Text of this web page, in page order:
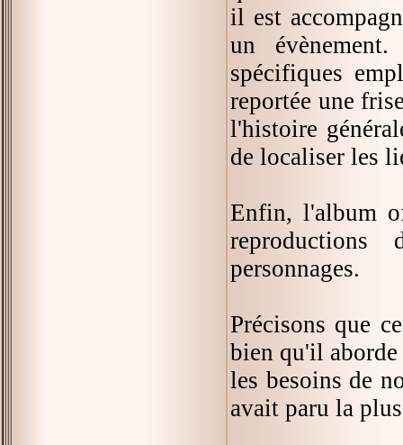
il est
un
spécifiques
reportée une
l'histoire
de localiser les
Enfin, l'album
reproductions
personnages.
Précisons que
bien qu'il
les besoins de
avait paru la